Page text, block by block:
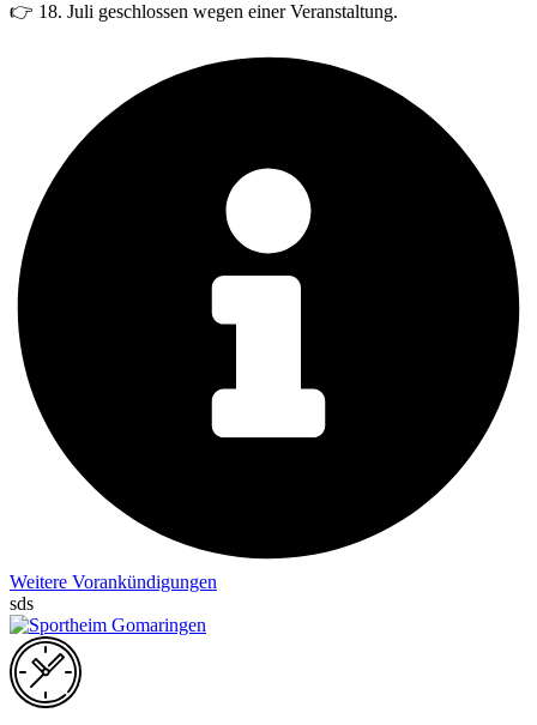
👉 18. Juli geschlossen wegen einer Veranstaltung.
Weitere Vorankündigungen
sds